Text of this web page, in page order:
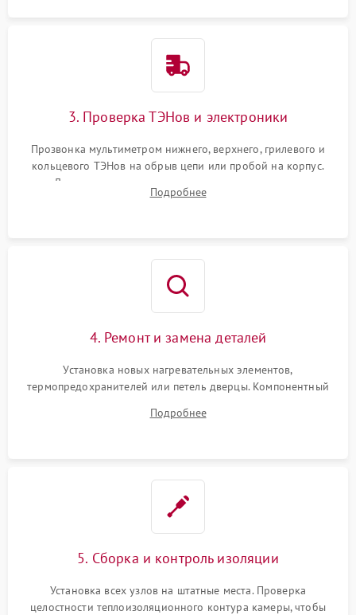
3. Проверка ТЭНов и электроники
Прозвонка мультиметром нижнего, верхнего, грилевого и
кольцевого ТЭНов на обрыв цепи или пробой на корпус.
Диагностика термостата, датчиков температуры,
переключателя режимов и мотора конвекции.
Подробнее
4. Ремонт и замена деталей
Установка новых нагревательных элементов,
термопредохранителей или петель дверцы. Компонентный
выгоревших реле, восстановление контактов и замена
Подробнее
5. Сборка и контроль изоляции
Установка всех узлов на штатные места. Проверка
целостности теплоизоляционного контура камеры, чтобы